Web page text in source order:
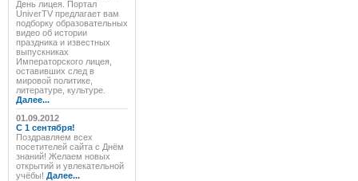
День лицея. Портал
UniverTV предлагает вам
подборку образовательных
видео об истории
праздника и известных
выпускниках
Императорского лицея,
оставивших след в
мировой политике,
литературе, культуре.
Далее...
01.09.2012
C 1 сентября!
Поздравляем всех
посетителей сайта с Днём
знаний! Желаем новых
открытий и увлекательной
учёбы! Далее...